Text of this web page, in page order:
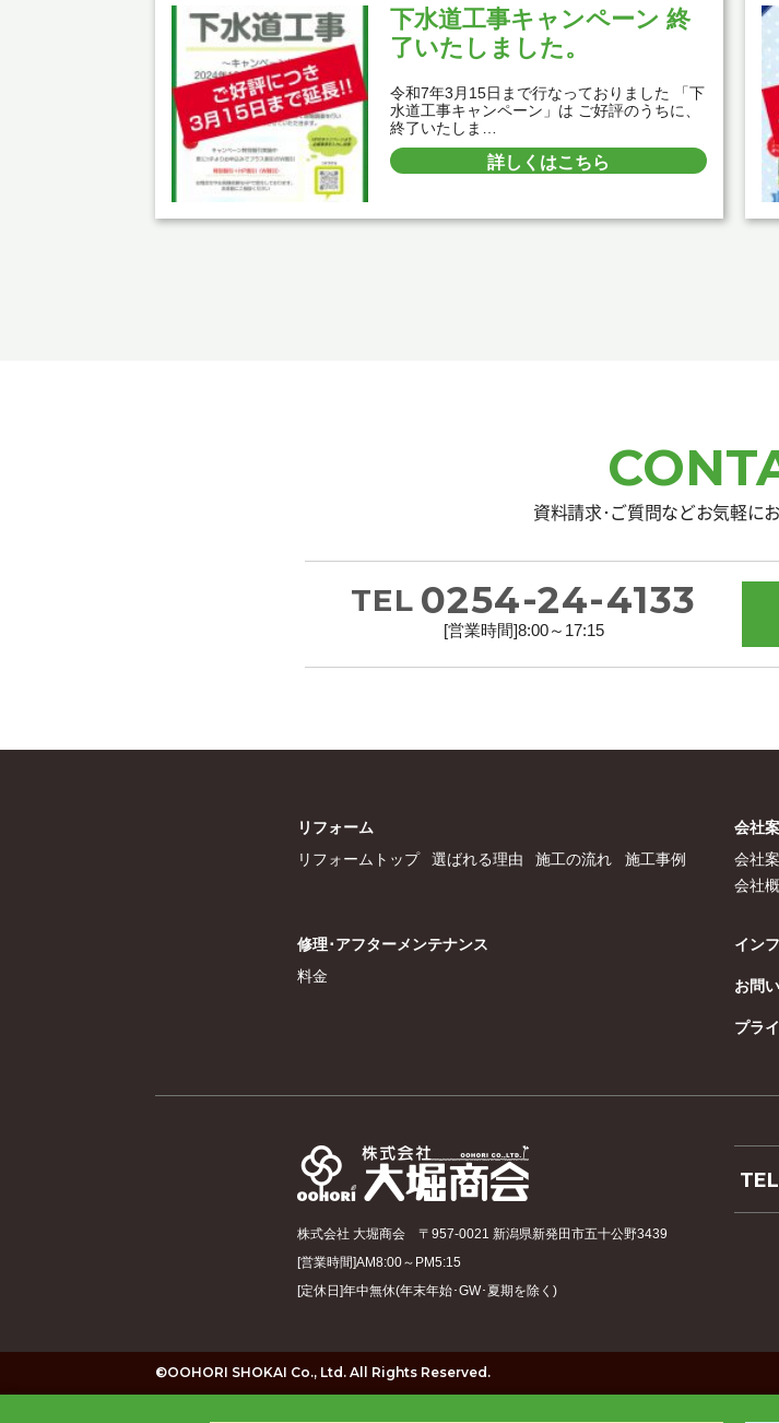
下水道工事キャンペーン 終
了いたしました。
令和7年3月15日まで行なっておりました 「下
水道工事キャンペーン」は ご好評のうちに、
終了いたしま…
資料請求･ご質問などお気軽に
TEL 0254-24-4133
[営業時間]8:00～17:15
リフォーム
リフォームトップ
選ばれる理由 施工の流れ 施工事例
修理･アフターメンテナンス
料金
会社
会社
会社
イン
お問
プラ
株式会社 大堀商会
〒957-0021 新潟県新発田市五十公野3439
[営業時間]AM8:00～PM5:15
[定休日]年中無休(年末年始･GW･夏期を除く)
TEL
©OOHORI SHOKAI Co., Ltd. All Rights Reserved.